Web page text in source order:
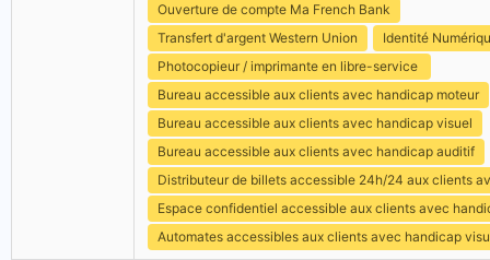
Ouverture de compte Ma French Bank
Transfert d'argent Western Union
Identité
Photocopieur / imprimante en libre-service
Bureau accessible aux clients avec handicap moteur
Bureau accessible aux clients avec handicap visuel
Bureau accessible aux clients avec handicap auditif
Distributeur de billets accessible 24h/24 aux clients
Espace confidentiel accessible aux clients avec
Automates accessibles aux clients avec handicap